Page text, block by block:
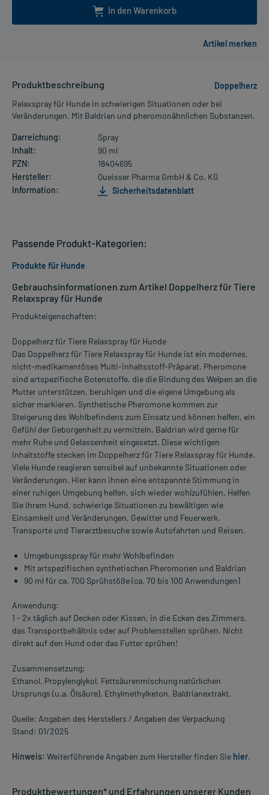
In den Warenkorb
Produktbeschreibung
Doppelherz
Relaxspray für Hunde in schwierigen Situationen oder bei
Veränderungen. Mit Baldrian und pheromonähnlichen Substanzen.
Darreichung:
Spray
Inhalt:
90 ml
PZN:
18404695
Hersteller:
Queisser Pharma GmbH & Co. KG
Information:
Sicherheitsdatenblatt
Gebrauchsinformationen zum Artikel Doppelherz für Tiere
Relaxspray für Hunde
Produkteigenschaften:
Doppelherz für Tiere Relaxspray für Hunde
Das Doppelherz für Tiere Relaxspray für Hunde ist ein modernes,
nicht-medikamentöses Multi-Inhaltsstoff-Präparat. Pheromone
sind artspezifische Botenstoffe, die die Bindung des Welpen an die
Mutter unterstützen, beruhigen und die eigene Umgebung als
sicher markieren. Synthetische Pheromone kommen zur
Steigerung des Wohlbefindens zum Einsatz und können helfen, ein
Gefühl der Geborgenheit zu vermitteln. Baldrian wird gerne für
mehr Ruhe und Gelassenheit eingesetzt. Diese wichtigen
Inhaltstoffe stecken im Doppelherz für Tiere Relaxspray für Hunde.
Viele Hunde reagieren sensibel auf unbekannte Situationen oder
Veränderungen. Hier kann ihnen eine entspannte Stimmung in
einer ruhigen Umgebung helfen, sich wieder wohlzufühlen. Helfen
Sie Ihrem Hund, schwierige Situationen zu bewältigen wie
Einsamkeit und Veränderungen, Gewitter und Feuerwerk,
Transporte und Tierarztbesuche sowie Autofahrten und Reisen.
Umgebungsspray für mehr Wohlbefinden
Mit artspezifischen synthetischen Pheromonen und Baldrian
90 ml für ca. 700 Sprühstöße (ca. 70 bis 100 Anwendungen)
Anwendung:
1 - 2x täglich auf Decken oder Kissen, in die Ecken des Zimmers,
das Transportbehältnis oder auf Problemstellen sprühen. Nicht
direkt auf den Hund oder das Futter sprühen!
Zusammensetzung:
Ethanol, Propylenglykol, Fettsäurenmischung natürlichen
Ursprungs (u.a. Ölsäure), Ethylmethylketon, Baldrianextrakt.
Quelle: Angaben des Herstellers / Angaben der Verpackung
Stand: 01/2025
Hinweis: Weiterführende Angaben zum Hersteller finden Sie hier.
Produktbewertungen* und Erfahrungen unserer Kunden
Passende Produkt-Kategorien:
Produkte für Hunde